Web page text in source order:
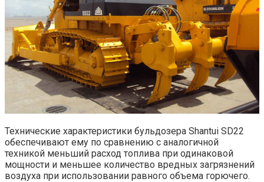
Технические характеристики бульдозера Shantui SD22
обеспечивают ему по сравнению с аналогичной
техникой меньший расход топлива при одинаковой
мощности и меньшее количество вредных загрязнений
воздуха при использовании равного объема горючего.